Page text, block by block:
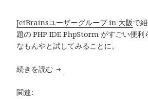
JetBrainsユーザーグループ in 大阪で
題の PHP IDE PhpStorm がすごい便利
なもんやと試してみることに。
続きを読む 話題の PHP IDE PhpStorm
関連: